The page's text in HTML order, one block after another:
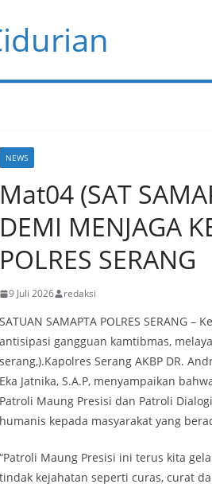
NEWS
Mat04 (SAT
DEMI MENJAGA
POLRES SERANG
9 Juli 2026 redaksi
SATUAN SAMAPTA POLRES
antisipasi gangguan kamtibmas,
serang,).Kapolres Serang AKBP DR.
Eka Jatnika, S.A.P, menyampaikan
Patroli Maung Presisi dan Patroli
humanis kepada masyarakat yang
“Patroli Maung Presisi ini terus kita
tindak kejahatan seperti curas, curat